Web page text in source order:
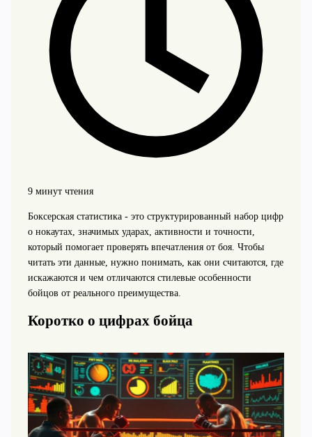
9 минут чтения
Боксерская статистика - это структурированный набор цифр
о нокаутах, значимых ударах, активности и точности,
который помогает проверять впечатления от боя. Чтобы
читать эти данные, нужно понимать, как они считаются, где
искажаются и чем отличаются стилевые особенности
бойцов от реального преимущества.
Коротко о цифрах бойца